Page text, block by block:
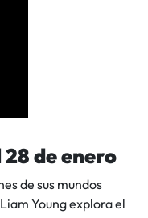
28 de enero
de sus mundos
Young explora el